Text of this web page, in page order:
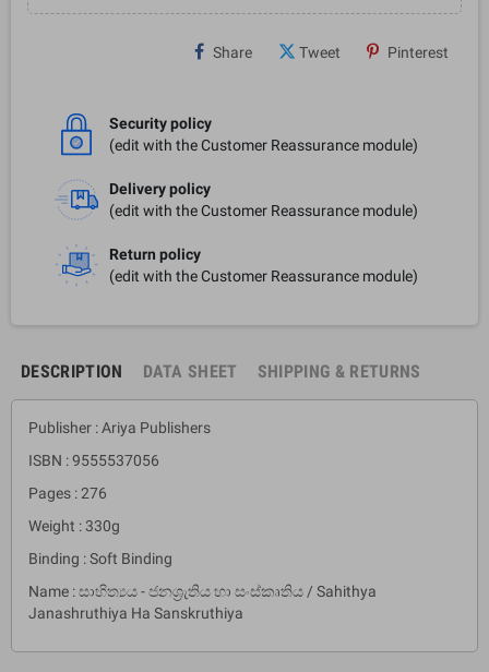
Share Tweet Pinterest
Security policy
(edit with the Customer Reassurance module)
Delivery policy
(edit with the Customer Reassurance module)
Return policy
(edit with the Customer Reassurance module)
DESCRIPTION DATA SHEET SHIPPING & RETURNS
Publisher : Ariya Publishers
ISBN : 9555537056
Pages : 276
Weight : 330g
Binding : Soft Binding
Name : සාහිත්‍යය - ජනශ්‍රැතිය හා සංස්කෘතිය / Sahithya
Janashruthiya Ha Sanskruthiya